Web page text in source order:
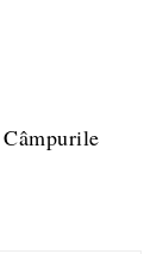
Câmpurile